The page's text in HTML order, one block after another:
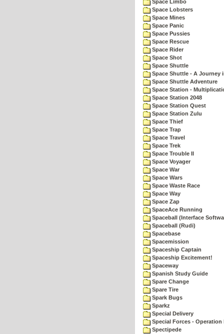
Space Limbo
Space Lobsters
Space Mines
Space Panic
Space Pussies
Space Rescue
Space Rider
Space Shot
Space Shuttle
Space Shuttle - A Journey
Space Shuttle Adventure
Space Station -
Space Station 2048
Space Station Quest
Space Station Zulu
Space Thief
Space Trap
Space Travel
Space Trek
Space Trouble II
Space Voyager
Space War
Space Wars
Space Waste Race
Space Way
Space Zap
SpaceAce Running
Spaceball (Interface
Spaceball (Rudi)
Spacebase
Spacemission
Spaceship Captain
Spaceship Excitement!
Spaceway
Spanish Study Guide
Spare Change
Spare Tire
Spark Bugs
Sparkz
Special Delivery
Special Forces - Operation
Spectipede